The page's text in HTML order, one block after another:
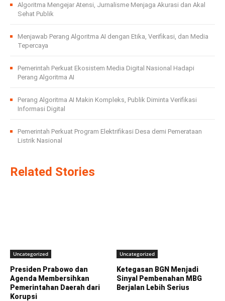
Algoritma Mengejar Atensi, Jurnalisme Menjaga Akurasi dan Akal
Sehat Publik
Menjawab Perang Algoritma AI dengan Etika, Verifikasi, dan Media
Tepercaya
Pemerintah Perkuat Ekosistem Media Digital Nasional Hadapi
Perang Algoritma AI
Perang Algoritma AI Makin Kompleks, Publik Diminta Verifikasi
Informasi Digital
Pemerintah Perkuat Program Elektrifikasi Desa demi Pemerataan
Listrik Nasional
Related Stories
Uncategorized
Presiden Prabowo dan
Agenda Membersihkan
Pemerintahan Daerah dari
Korupsi
Uncategorized
Ketegasan BGN Menjadi
Sinyal Pembenahan MBG
Berjalan Lebih Serius